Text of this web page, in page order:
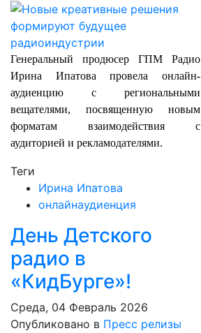
Генеральный продюсер ГПМ Радио
Ирина Ипатова провела онлайн-
аудиенцию с региональными
вещателями, посвященную новым
форматам взаимодействия с
аудиторией и рекламодателями.
Теги
Ирина Ипатова
онлайнаудиенция
День Детского
радио в
«КидБурге»!
Среда, 04 Февраль 2026
Опубликовано в Пресс релизы